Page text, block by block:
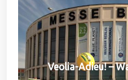
Veolia-Adieu! –